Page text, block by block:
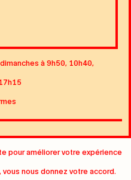
à 9h50, 10h40,
pour améliorer votre expérience
nous donnez votre accord.